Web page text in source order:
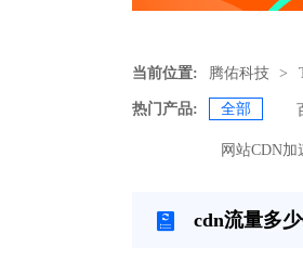
当前位置: 腾佑科技 >
热门产品: 全部
网站CDN加
cdn流量多